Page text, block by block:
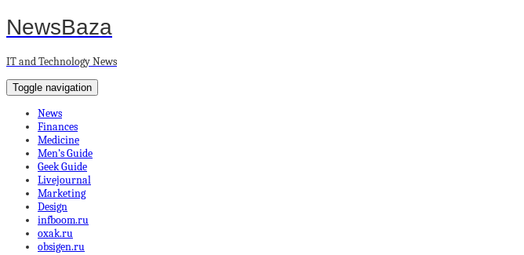
NewsBaza
IT and Technology News
Toggle navigation
News
Finances
Medicine
Men’s Guide
Geek Guide
Livejournal
Marketing
Design
infboom.ru
oxak.ru
obsigen.ru